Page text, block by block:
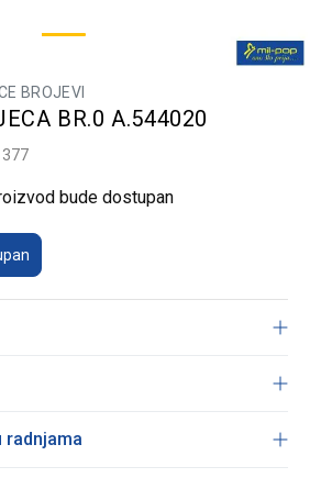
BROJEVI
BR.0 A.544020
bude dostupan
radnjama